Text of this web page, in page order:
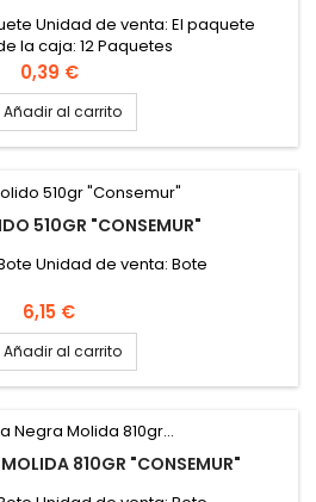
Unidad de venta: El paquete
la caja: 12 Paquetes
Precio
0,39 €
Añadir al carrito
510GR "CONSEMUR"
Unidad de venta: Bote
Precio
6,15 €
Añadir al carrito
810GR "CONSEMUR"